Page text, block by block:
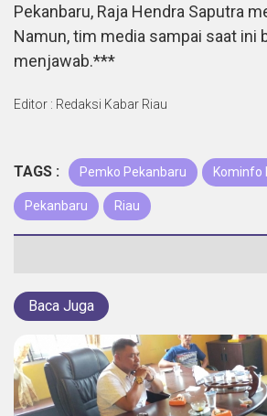
Pekanbaru, Raja Hendra Saputra
Namun, tim media sampai saat ini
menjawab.***
Editor : Redaksi Kabar Riau
TAGS : Pemko Pekanbaru Kominfo
Pekanbaru Riau
Baca Juga